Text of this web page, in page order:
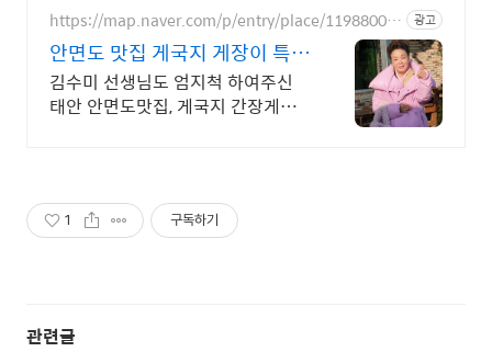
https://map.naver.com/p/entry/place/11988005
79
광고
안면도 맛집 게국지 게장이 특별
한집
김수미 선생님도 엄지척 하여주신
태안 안면도맛집, 게국지 간장게장
1 구독하기
관련글